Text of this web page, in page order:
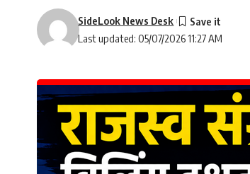
Last updated: 05/07/2026 11:27 AM
SideLook News Desk